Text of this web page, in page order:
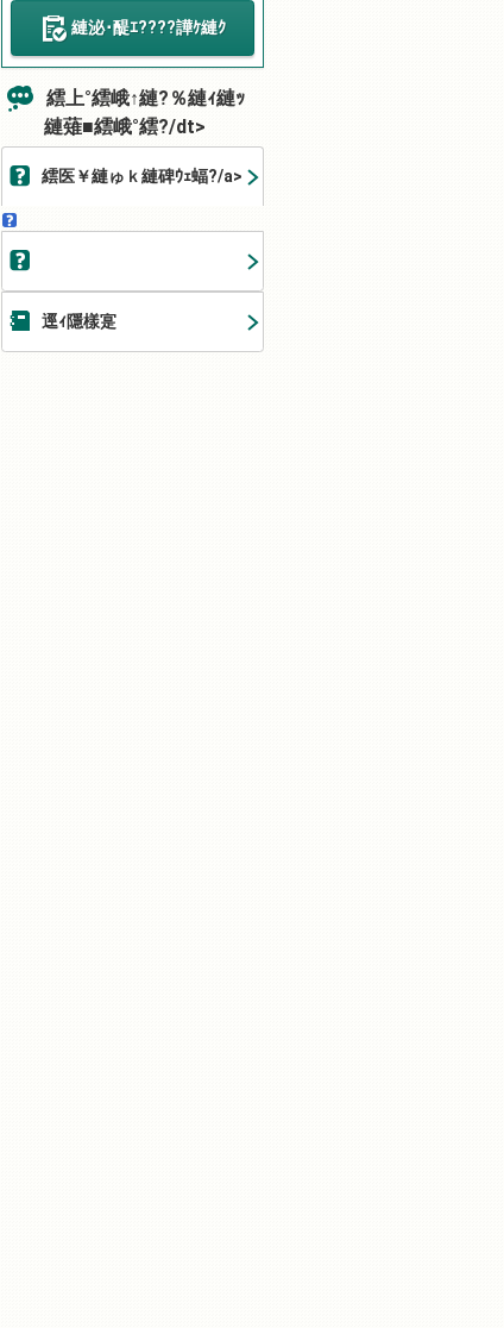
縺泌･醍ｴ????譁ｹ縺ｸ
繧上°繧峨↑縺?％縺ｨ縺ｯ
縺薙■繧峨°繧?/dt>
繧医￥縺ゅｋ縺碑ｳｪ蝠?/a>
逕ｨ隱樣寔